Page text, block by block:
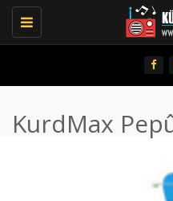
Toggle
navigation
KurdMax